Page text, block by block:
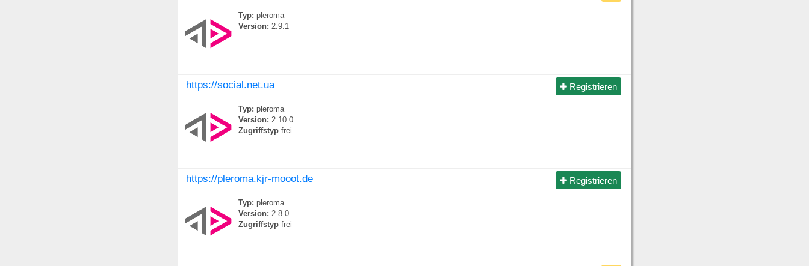
Typ: pleroma
Version: 2.9.1
Registrieren
https://social.net.ua
Typ: pleroma
Version: 2.10.0
Zugriffstyp frei
Registrieren
https://pleroma.kjr-mooot.de
Typ: pleroma
Version: 2.8.0
Zugriffstyp frei